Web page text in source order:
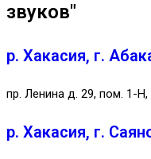
звуков"
р. Хакасия, г.
пр. Ленина д. 29, пом. 1-Н,
р. Хакасия, г.